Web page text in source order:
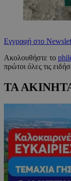
Εγγραφή στο
Ακολουθήστε το
πρώτοι όλες τις
ΤΑ